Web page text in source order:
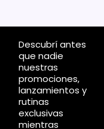
Descubrí antes
que nadie
nuestras
promociones,
lanzamientos y
rutinas
exclusivas
mientras